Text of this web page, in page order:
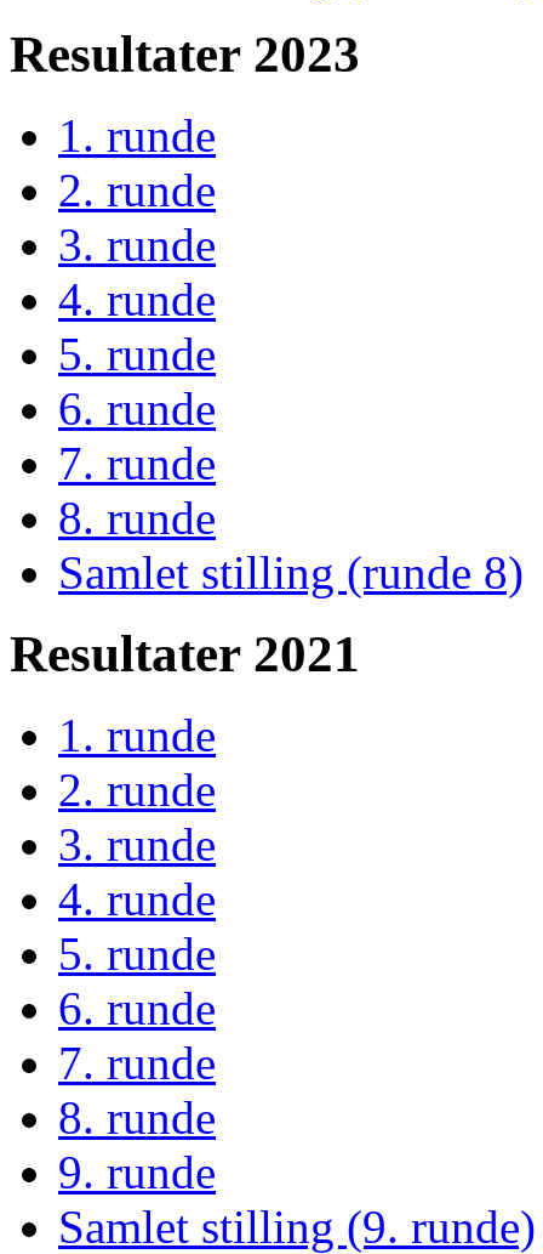
Resultater 2023
1. runde
2. runde
3. runde
4. runde
5. runde
6. runde
7. runde
8. runde
Samlet stilling (runde 8)
Resultater 2021
1. runde
2. runde
3. runde
4. runde
5. runde
6. runde
7. runde
8. runde
9. runde
Samlet stilling (9. runde)